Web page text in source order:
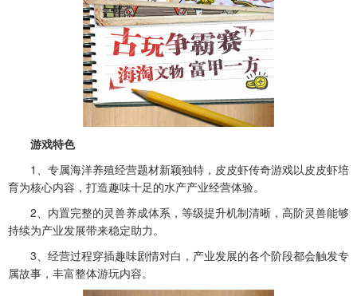
游戏特色
1、专属海洋养殖经营题材新颖独特， 皮皮虾传奇游戏以皮皮虾培
育为核心内容，打造趣味十足的水产产业经营体验。
2、内置完整的灵兽养成体系，等级提升机制清晰，高阶灵兽能够
持续为产业发展带来稳定助力。
3、经营过程穿插趣味剧情对白，产业发展的各个阶段都会触发专
属故事，丰富整体游玩内容。